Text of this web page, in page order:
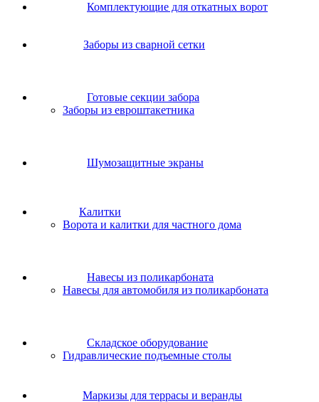
Комплектующие для откатных ворот
Заборы из сварной сетки
Готовые секции забора
Заборы из евроштакетника
Шумозащитные экраны
Калитки
Ворота и калитки для частного дома
Навесы из поликарбоната
Навесы для автомобиля из поликарбоната
Складское оборудование
Гидравлические подъемные столы
Маркизы для террасы и веранды